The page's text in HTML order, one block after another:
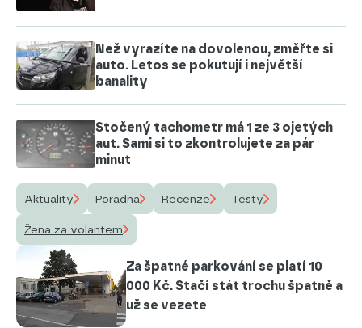
Než vyrazíte na dovolenou, změřte si
auto. Letos se pokutují i největší
banality
Stočený tachometr má 1 ze 3 ojetých
aut. Sami si to zkontrolujete za pár
minut
Aktuality Poradna Recenze Testy
Žena za volantem
Za špatné parkování se platí 10
000 Kč. Stačí stát trochu špatně a
už se vezete